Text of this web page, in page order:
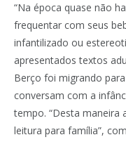
“Na época quase não
frequentar com seus
infantilizado ou
apresentados textos
Berço foi migrando
conversam com a
tempo. “Desta maneira
leitura para família”,